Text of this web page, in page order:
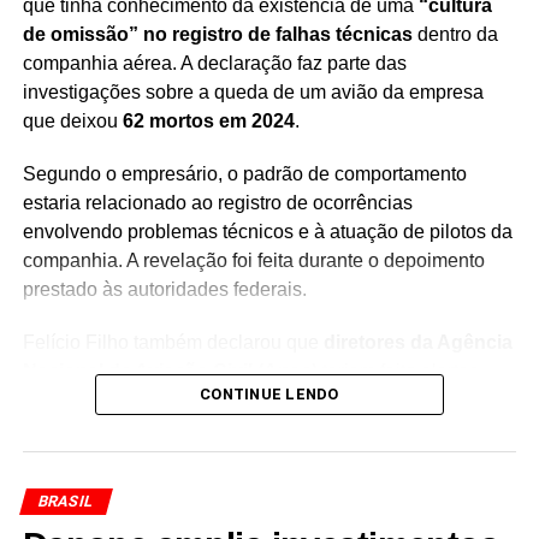
Redação Saiba+
COMPETITIVIDADE DA INDÚSTRIA
DIPLOMACIA ECONÔMICA
ECONOMIA BRASILEIRA
ESTADOS UNIDOS
EXPORTAÇÕES BRASILEIRAS
INDÚSTRIA BRASILEIRA
INDÚSTRIA NACIONAL
PRODUTOS BRASILEIROS
RELAÇÕES COMERCIAIS BRASIL EUA
TARIFA DE 25%
TARIFA DOS EUA USTR
que tinha conhecimento da existência de uma “cultura
de omissão” no registro de falhas técnicasdentro da
companhia aérea. A declaração faz parte das
investigações sobre a queda de um avião da empresa
que deixou 62 mortos em 2024.
Segundo o empresário, o padrão de comportamento
estaria relacionado ao registro de ocorrências
envolvendo problemas técnicos e à atuação de pilotos da
companhia. A revelação foi feita durante o depoimento
prestado às autoridades federais.
Nacional de Aviação Civil (Anac)teriam feito alertas
diretamente a ele, ao longo dos anos, sobre o
avisos teriam chamado a atenção para uma possível
CONTINUE LENDO
BRASIL